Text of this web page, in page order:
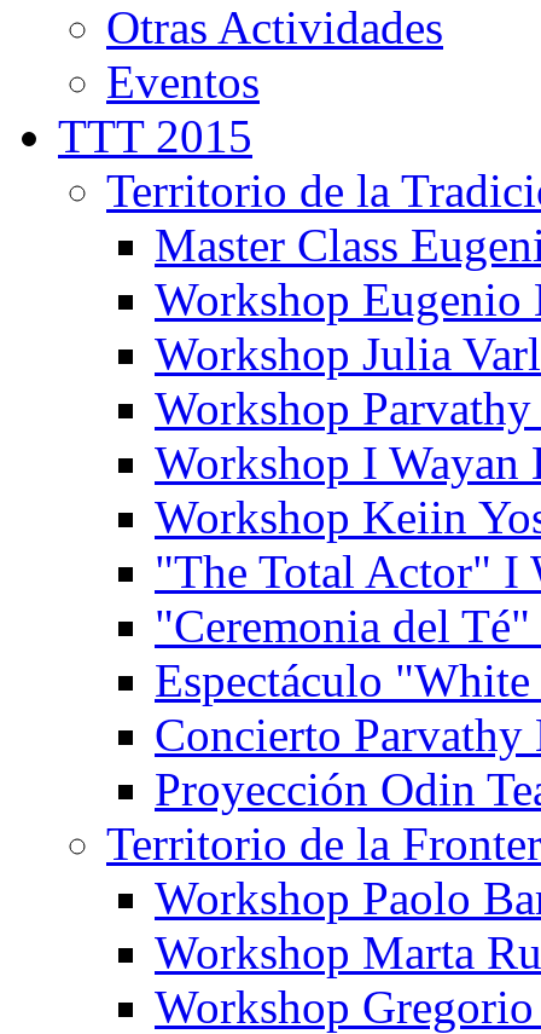
Otras Actividades
Eventos
TTT 2015
Territorio de la
Master Class
Workshop Eugenio
Workshop Julia
Workshop
Workshop I Wayan
Workshop Keiin
"The Total Actor" I
"Ceremonia del
Espectáculo
Concierto Parvathy
Proyección Odin
Territorio de la
Workshop Paolo
Workshop Marta
Workshop